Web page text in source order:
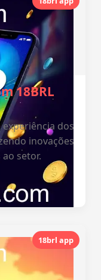
18BRL
experiência dos
inovações
setor.
18brl app